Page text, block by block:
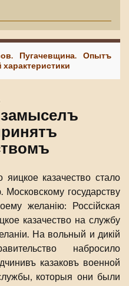
Пугачевщина. Опытъ
замыселъ
казачество стало
государству
желанію: Россійская
казачество на службу
На вольный и дикій
набросило
казаковъ военной
которыя они были